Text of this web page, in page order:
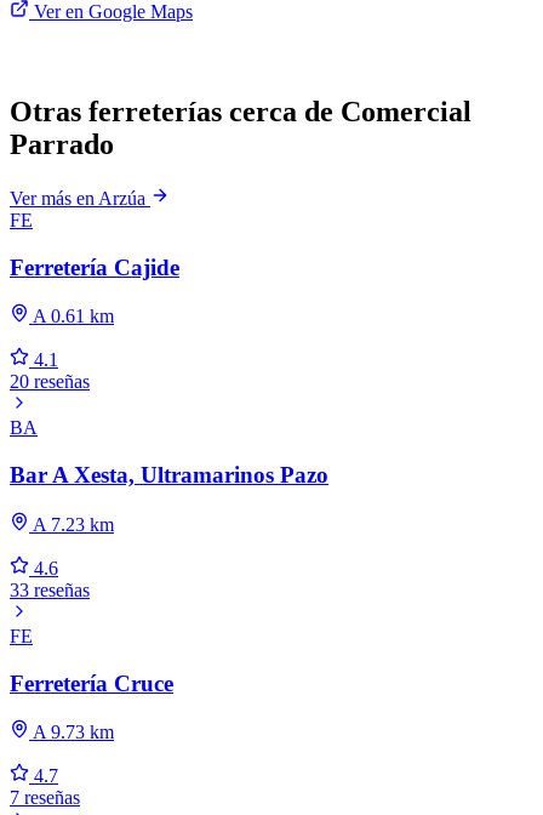
Ver en Google Maps
Otras ferreterías cerca de Comercial
Parrado
Ver más en Arzúa
FE
Ferretería Cajide
A 0.61 km
4.1
20 reseñas
BA
Bar A Xesta, Ultramarinos Pazo
A 7.23 km
4.6
33 reseñas
FE
Ferretería Cruce
A 9.73 km
4.7
7 reseñas